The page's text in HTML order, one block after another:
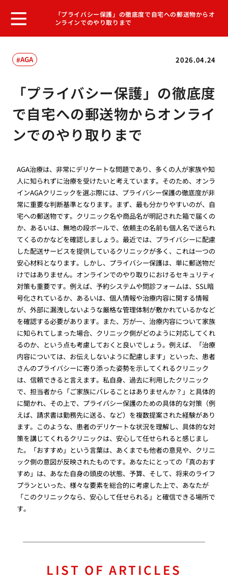
「プライバシー保護」の徹底度で自宅への郵送物からオ
ンラインでのやり取りまで
2026.04.24
AGA
「プライバシー保護」の徹底度
で自宅への郵送物からオンライ
ンでのやり取りまで
AGA治療は、非常にデリケートな問題であり、多くの人が家族や知
人に知られずに治療を受けたいと考えています。そのため、オンラ
インAGAクリニックを選ぶ際には、プライバシー保護の徹底度が非
常に重要な判断基準となります。まず、最も分かりやすいのが、自
宅への郵送物です。クリニック名や商品名が明記された箱で届くの
か、あるいは、無地の段ボールで、依頼主の名前も個人名で送られ
てくるのかなどを確認しましょう。最近では、プライバシーに配慮
した配送サービスを提供しているクリニックが多く、これは一つの
安心材料となります。しかし、プライバシー保護は、単に郵送物だ
けではありません。オンラインでのやり取りにおけるセキュリティ
対策も重要です。例えば、予約システムや問診フォームは、SSL暗
号化されているか、あるいは、個人情報や治療内容に関する情報
が、外部に漏洩しないような厳格な管理体制が敷かれているかなど
を確認する必要があります。また、万が一、治療内容について家族
に知られてしまった場合、クリニック側がどのように対応してくれ
るのか、という点も考慮しておくと良いでしょう。例えば、「治療
内容については、お伝えしないように配慮します」といった、患者
さんのプライバシーに寄り添った姿勢を示してくれるクリニック
は、信頼できると言えます。私自身、過去に利用したクリニック
で、担当者から「ご家族にバレることはありませんか？」と具体的
に聞かれ、その上で、プライバシー保護のための具体的な対策（例
えば、請求書は勤務先に送る、など）を複数提案された経験があり
ます。このような、患者のデリケートな状況を理解し、具体的な対
策を講じてくれるクリニックは、安心して任せられると感じまし
た。「おすすめ」という言葉は、あくまでも他者の意見や、クリニ
ック側の意図が反映されたものです。あなたにとっての「真のおす
すめ」は、あなた自身の頭皮の状態、予算、そして、将来のライフ
プランといった、様々な要素を総合的に考慮した上で、あなたが
「このクリニックなら、安心して任せられる」と確信できる場所で
す。
LIST OF ARTICLES